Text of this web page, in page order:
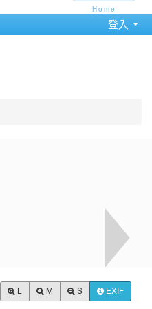
登入
M S EXIF
Home